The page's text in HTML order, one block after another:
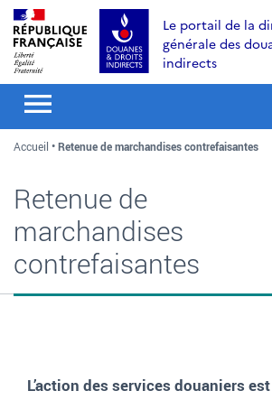
Aller
au
contenu
Aller
recherche
Aller
au
menu
Le portail de la
générale des
indirects
Accueil Retenue de marchandises contrefaisantes
Retenue de
marchandises
contrefaisantes
L’action des services douaniers